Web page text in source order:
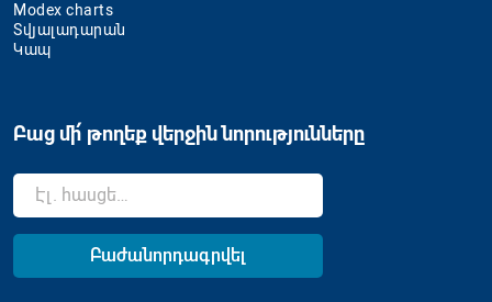
Modex charts
Տվյալադարան
Կապ
Բաց մի՛ թողեք վերջին նորությունները